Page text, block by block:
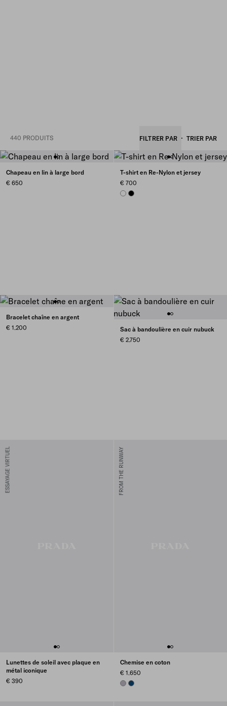
440 PRODUITS FILTRER PAR TRIER PAR
Chapeau en lin à large bord
€ 650
T-shirt en Re-Nylon et jersey
€ 700
WHITEBLACK
Bracelet chaîne en argent
€ 1.200
Sac à bandoulière en cuir nubuck
€ 2.750
ESSAYAGE VIRTUEL
Lunettes de soleil avec plaque en
métal iconique
€ 390
FROM THE RUNWAY
Chemise en coton
€ 1.650
LILACNAVY